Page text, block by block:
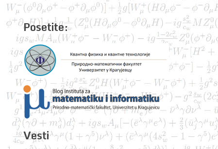
Posetite:
Vesti